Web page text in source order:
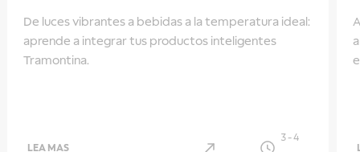
De luces vibrantes a bebidas a la temperatura ideal:
aprende a integrar tus productos inteligentes
Tramontina.
LEA MAS
3-4